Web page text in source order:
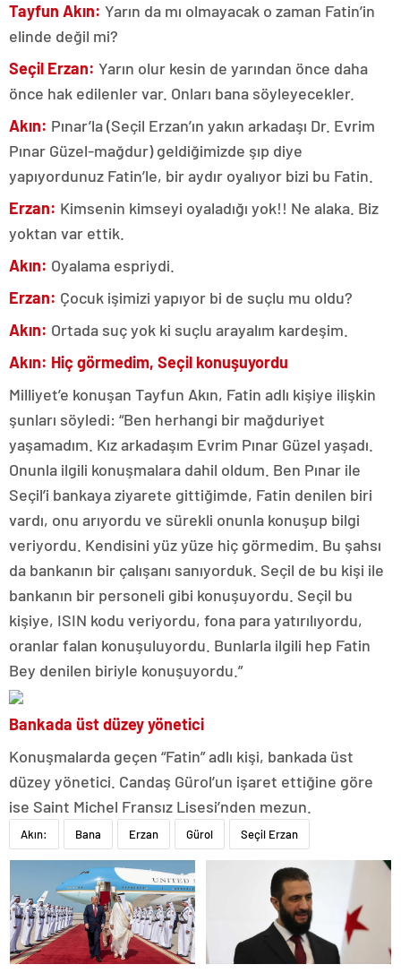
Tayfun Akın: Yarın da mı olmayacak o zaman Fatin’in
elinde değil mi?
Seçil Erzan: Yarın olur kesin de yarından önce daha
önce hak edilenler var. Onları bana söyleyecekler.
Akın: Pınar’la (Seçil Erzan’ın yakın arkadaşı Dr. Evrim
Pınar Güzel-mağdur) geldiğimizde şıp diye
yapıyordunuz Fatin’le, bir aydır oyalıyor bizi bu Fatin.
Erzan: Kimsenin kimseyi oyaladığı yok!! Ne alaka. Biz
yoktan var ettik.
Akın: Oyalama espriydi.
Erzan: Çocuk işimizi yapıyor bi de suçlu mu oldu?
Akın: Ortada suç yok ki suçlu arayalım kardeşim.
Akın: Hiç görmedim, Seçil konuşuyordu
Milliyet’e konuşan Tayfun Akın, Fatin adlı kişiye ilişkin
şunları söyledi: “Ben herhangi bir mağduriyet
yaşamadım. Kız arkadaşım Evrim Pınar Güzel yaşadı.
Onunla ilgili konuşmalara dahil oldum. Ben Pınar ile
Seçil’i bankaya ziyarete gittiğimde, Fatin denilen biri
vardı, onu arıyordu ve sürekli onunla konuşup bilgi
veriyordu. Kendisini yüz yüze hiç görmedim. Bu şahsı
da bankanın bir çalışanı sanıyorduk. Seçil de bu kişi ile
bankanın bir personeli gibi konuşuyordu. Seçil bu
kişiye, ISIN kodu veriyordu, fona para yatırılıyordu,
oranlar falan konuşuluyordu. Bunlarla ilgili hep Fatin
Bey denilen biriyle konuşuyordu.”
Bankada üst düzey yönetici
Konuşmalarda geçen “Fatin” adlı kişi, bankada üst
düzey yönetici. Candaş Gürol’un işaret ettiğine göre
ise Saint Michel Fransız Lisesi’nden mezun.
Akın: Bana Erzan Gürol Seçil Erzan